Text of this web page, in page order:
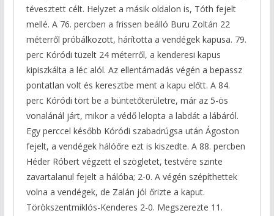
tévesztett célt. Helyzet a másik oldalon is, Tóth fejelt
mellé. A 76. percben a frissen beálló Buru Zoltán 22
méterről próbálkozott, hárította a vendégek kapusa. 79.
perc Kóródi tüzelt 24 méterről, a kenderesi kapus
kipiszkálta a léc alól. Az ellentámadás végén a bepassz
pontatlan volt és keresztbe ment a kapu előtt. A 84.
perc Kóródi tört be a büntetőterületre, már az 5-ös
vonalánál járt, mikor a védő lelopta a labdát a lábáról.
Egy perccel később Kóródi szabadrúgsa után Ágoston
fejelt, a vendégek hálóőre ezt is kiszedte. A 88. percben
Héder Róbert végzett el szögletet, testvére szinte
zavartalanul fejelt a hálóba; 2-0. A végén szépíthettek
volna a vendégek, de Zalán jól őrizte a kaput.
Törökszentmiklós-Kenderes 2-0. Megszerezte 11.